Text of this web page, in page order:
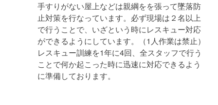
手すりがない屋上などは親綱をを張って墜落防
止対策を行なっています。必ず現場は２名以上
で行うことで、いざという時にレスキュー対応
ができるようにしています。（1人作業は禁止）
レスキュー訓練を1年に4回、全スタッフで行う
ことで何か起こった時に迅速に対応できるよう
に準備しております。